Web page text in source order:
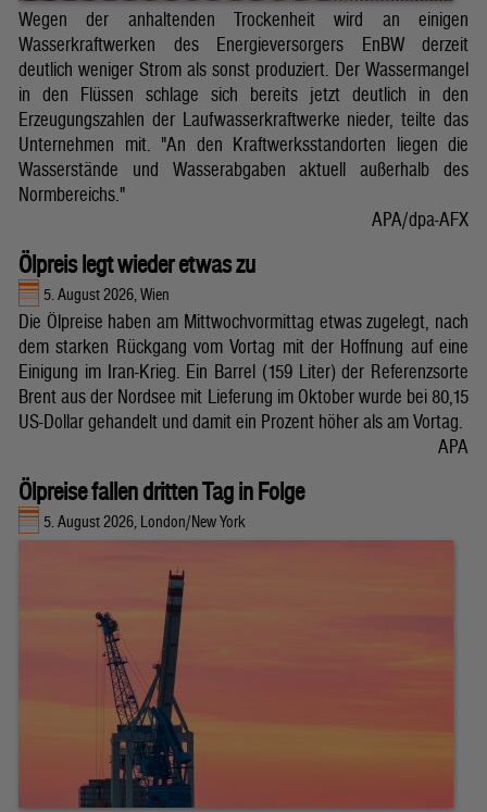
Wegen der anhaltenden Trockenheit wird an einigen
Wasserkraftwerken des Energieversorgers EnBW derzeit
deutlich weniger Strom als sonst produziert. Der Wassermangel
in den Flüssen schlage sich bereits jetzt deutlich in den
Erzeugungszahlen der Laufwasserkraftwerke nieder, teilte das
Unternehmen mit. "An den Kraftwerksstandorten liegen die
Wasserstände und Wasserabgaben aktuell außerhalb des
Normbereichs."
APA/dpa-AFX
Ölpreis legt wieder etwas zu
5. August 2026, Wien
Die Ölpreise haben am Mittwochvormittag etwas zugelegt, nach
dem starken Rückgang vom Vortag mit der Hoffnung auf eine
Einigung im Iran-Krieg. Ein Barrel (159 Liter) der Referenzsorte
Brent aus der Nordsee mit Lieferung im Oktober wurde bei 80,15
US-Dollar gehandelt und damit ein Prozent höher als am Vortag.
APA
Ölpreise fallen dritten Tag in Folge
5. August 2026, London/New York